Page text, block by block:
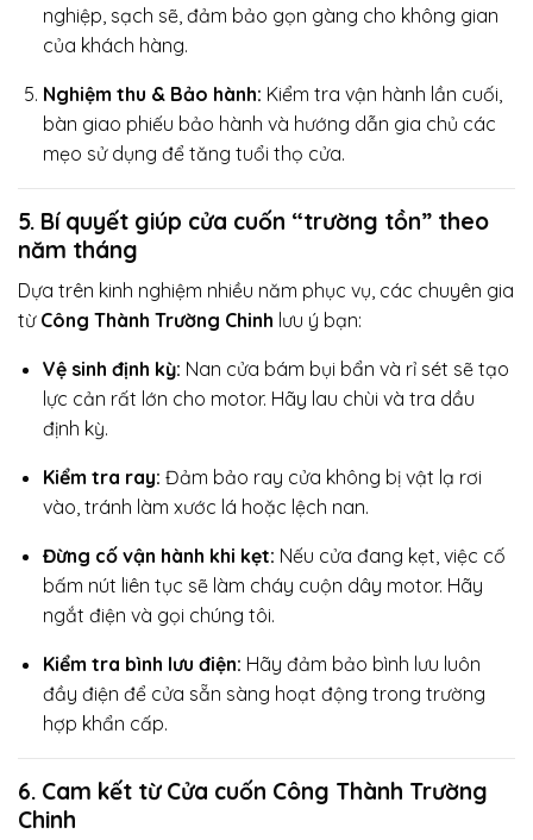
nghiệp, sạch sẽ, đảm bảo gọn gàng cho không gian
của khách hàng.
Nghiệm thu & Bảo hành: Kiểm tra vận hành lần cuối,
bàn giao phiếu bảo hành và hướng dẫn gia chủ các
mẹo sử dụng để tăng tuổi thọ cửa.
5. Bí quyết giúp cửa cuốn “trường tồn” theo
năm tháng
Dựa trên kinh nghiệm nhiều năm phục vụ, các chuyên gia
từ Công Thành Trường Chinh lưu ý bạn:
Vệ sinh định kỳ: Nan cửa bám bụi bẩn và rỉ sét sẽ tạo
lực cản rất lớn cho motor. Hãy lau chùi và tra dầu
định kỳ.
Kiểm tra ray: Đảm bảo ray cửa không bị vật lạ rơi
vào, tránh làm xước lá hoặc lệch nan.
Đừng cố vận hành khi kẹt: Nếu cửa đang kẹt, việc cố
bấm nút liên tục sẽ làm cháy cuộn dây motor. Hãy
ngắt điện và gọi chúng tôi.
Kiểm tra bình lưu điện: Hãy đảm bảo bình lưu luôn
đầy điện để cửa sẵn sàng hoạt động trong trường
hợp khẩn cấp.
6. Cam kết từ Cửa cuốn Công Thành Trường
Chinh